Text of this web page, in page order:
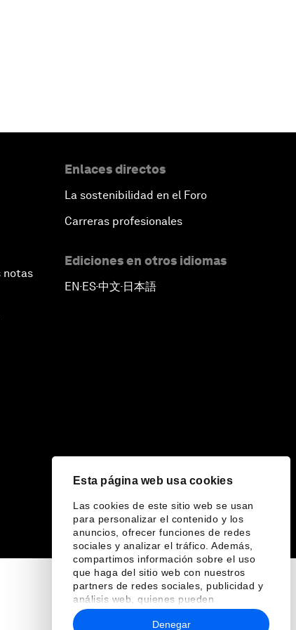
Esta página web usa cookies
Las cookies de este sitio web se usan
para personalizar el contenido y los
anuncios, ofrecer funciones de redes
sociales y analizar el tráfico. Además,
compartimos información sobre el uso
que haga del sitio web con nuestros
partners de redes sociales, publicidad y
análisis web, quienes pueden
combinarla con otra información que les
haya proporcionado o que hayan
Denegar
notas
Enlaces directos
La sostenibilidad en el Foro
Carreras profesionales
Ediciones en otros idiomas
EN▪ES▪中文▪ 日本語